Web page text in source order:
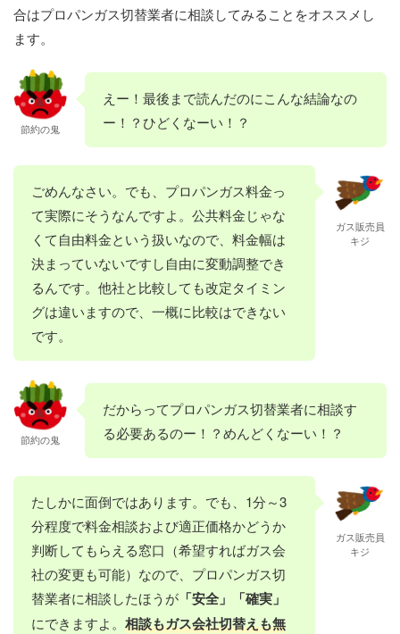
合はプロパンガス切替業者に相談してみることをオススメし
ます。
節約の鬼
えー！最後まで読んだのにこんな結論なの
ー！？ひどくなーい！？
ごめんなさい。でも、プロパンガス料金っ
て実際にそうなんですよ。公共料金じゃな
くて自由料金という扱いなので、料金幅は
決まっていないですし自由に変動調整でき
るんです。他社と比較しても改定タイミン
グは違いますので、一概に比較はできない
です。
ガス販売員
キジ
節約の鬼
だからってプロパンガス切替業者に相談す
る必要あるのー！？めんどくなーい！？
たしかに面倒ではあります。でも、1分～3
分程度で料金相談および適正価格かどうか
判断してもらえる窓口（希望すればガス会
社の変更も可能）なので、プロパンガス切
替業者に相談したほうが 「安全」「確実」
にできますよ。 相談もガス会社切替えも無
ガス販売員
キジ